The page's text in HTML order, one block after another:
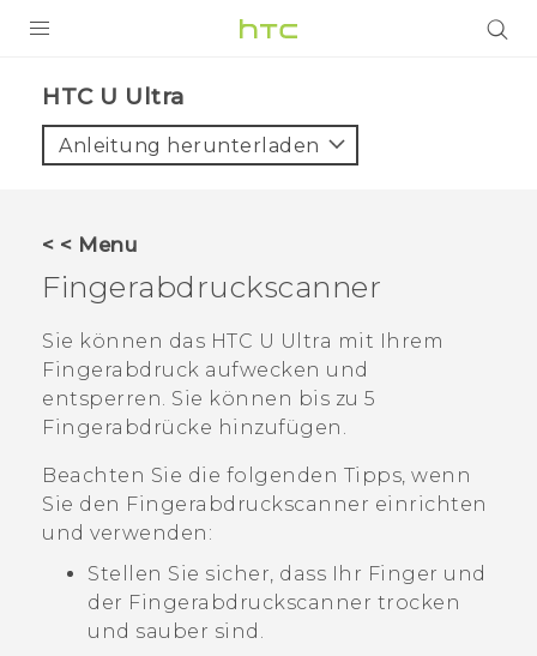
VIVE
UNTERSTÜTZUNG
HTC-Geräte und Zubehör
Anmelden
HTC U Ultra‎
Anleitung herunterladen
< < Menu
Fingerabdruckscanner
Sie können das HTC U Ultra mit Ihrem
Fingerabdruck aufwecken und
entsperren. Sie können bis zu 5
Fingerabdrücke hinzufügen.
Beachten Sie die folgenden Tipps, wenn
Sie den Fingerabdruckscanner einrichten
und verwenden:
Stellen Sie sicher, dass Ihr Finger und
der Fingerabdruckscanner trocken
und sauber sind.